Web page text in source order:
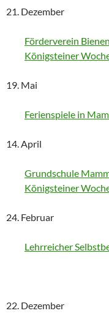
21. Dezember
Förderverein
Königsteiner
19. Mai
Ferienspiele in
14. April
Grundschule
Königsteiner
24. Februar
Lehrreicher
22. Dezember